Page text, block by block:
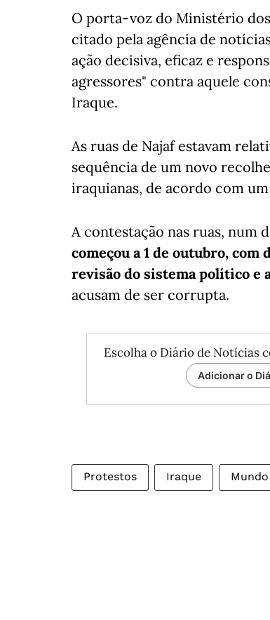
O porta-voz do Ministério
citado pela agência de
ação decisiva, eficaz e
agressores" contra aquele
Iraque.
As ruas de Najaf estavam
sequência de um novo
iraquianas, de acordo com
A contestação nas ruas, num
começou a 1 de outubro,
revisão do sistema político e
acusam de ser corrupta.
Escolha o Diário de Notícias
Adicionar o
Protestos Iraque Mundo